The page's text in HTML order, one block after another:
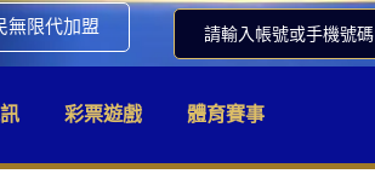
無限代加盟 請輸入帳號或手機號碼
彩票遊戲 體育賽事